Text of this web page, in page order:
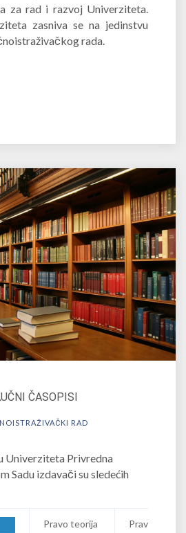
za rad i razvoj Univerziteta.
zasniva se na jedinstvu
rada.
ČASOPISI
RAD
Univerziteta Privredna
Sadu izdavači su sledećih
Pravo teorija
Pravni